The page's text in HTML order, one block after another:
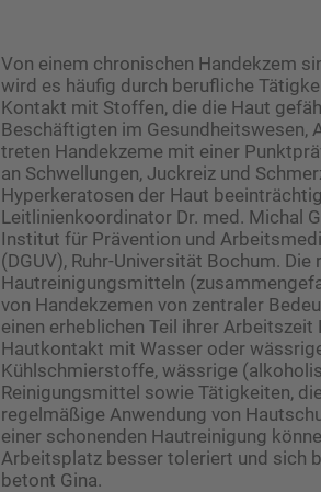
Von einem chronischen Handekzem
wird es häufig durch berufliche
Kontakt mit Stoffen, die die Haut
Beschäftigten im Gesundheitswesen,
treten Handekzeme mit einer
an Schwellungen, Juckreiz und
Hyperkeratosen der Haut
Leitlinienkoordinator Dr. med. Michal
Institut für Prävention und
(DGUV), Ruhr-Universität Bochum.
Hautreinigungsmitteln
von Handekzemen von zentraler
einen erheblichen Teil ihrer
Hautkontakt mit Wasser oder
Kühlschmierstoffe, wässrige
Reinigungsmittel sowie Tätigkeiten,
regelmäßige Anwendung von
einer schonenden Hautreinigung
Arbeitsplatz besser toleriert und sich
betont Gina.